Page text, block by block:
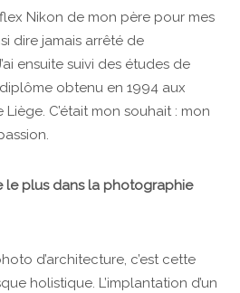
Nikon de mon père pour mes
dire jamais arrêté de
ensuite suivi des études de
obtenu en 1994 aux
C’était mon souhait : mon
le plus dans la photographie
d’architecture, c’est cette
holistique. L’implantation d’un